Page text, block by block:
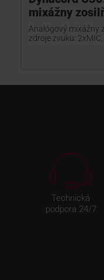
mixážny
Analógový mixážny
zdroje zvuku:
Technická
podpora 24/7